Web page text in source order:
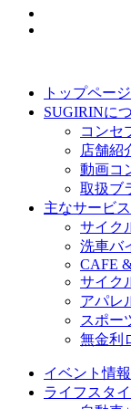
トップページ
SUGIRINに
コンセ
店舗紹
動画コ
取扱ブ
主なサービス
サイク
洗車バ
CAFE
サイク
アパレ
スポー
無金利
イベント情報
ライフスタ